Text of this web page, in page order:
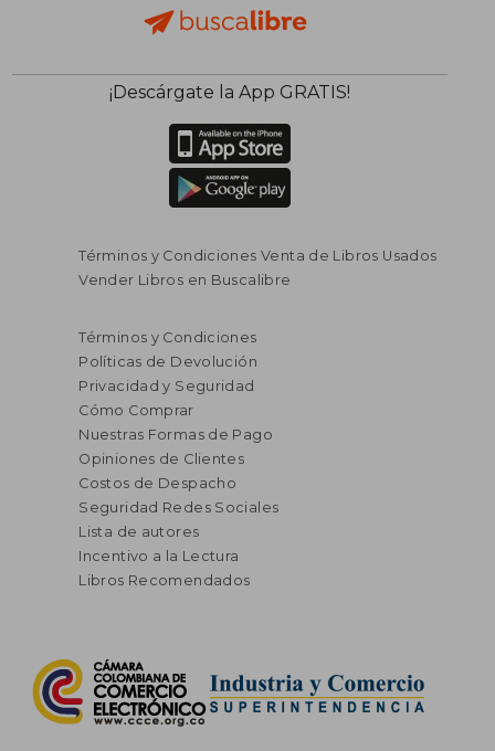
¡Descárgate la App GRATIS!
Términos y Condiciones Venta de Libros Usados
Vender Libros en Buscalibre
Términos y Condiciones
Políticas de Devolución
Privacidad y Seguridad
Cómo Comprar
Nuestras Formas de Pago
Opiniones de Clientes
Costos de Despacho
Seguridad Redes Sociales
Lista de autores
Incentivo a la Lectura
Libros Recomendados